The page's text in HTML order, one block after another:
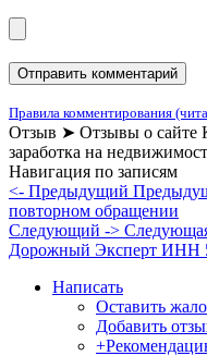
Правила комментирования
Отзыв ➤ Отзывы о сайте
заработка на
Навигация по записям
<- Предыдущий
повторном обращении
Следующий ->
Дорожный Эксперт ИНН
Написать
Оставить
Добавить